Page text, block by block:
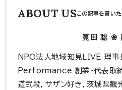
ABOUT US
筧田 聡 ❀
NPO法人地域知見LIVE 理
Performance 創業･代表取
道弐段, サザン好き, 茨城県観